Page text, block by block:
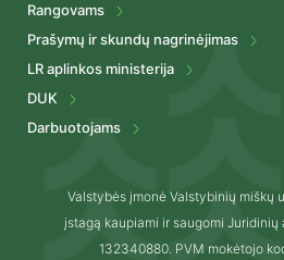
Rangovams
Prašymų ir skundų nagrinėjimas
LR aplinkos ministerija
DUK
Darbuotojams
Valstybės įmonė Valstybinių miškų
įstagą kaupiami ir saugomi Juridinių
132340880. PVM mokėtojo